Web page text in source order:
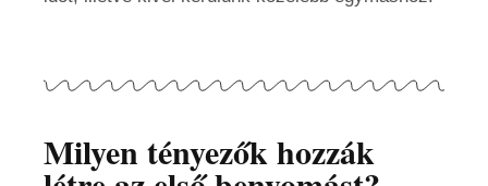
Milyen tényezők hozzák